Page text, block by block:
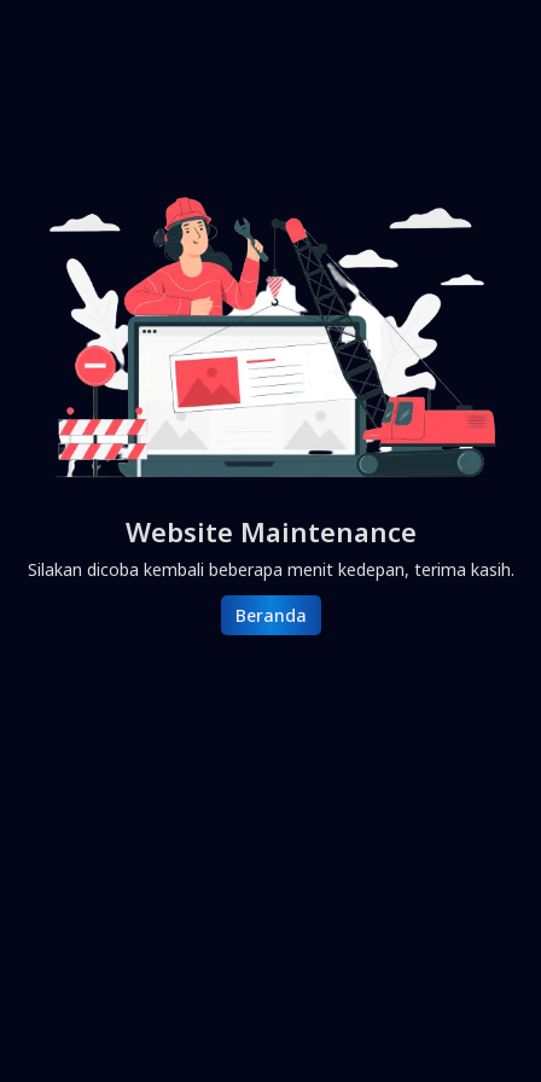
Website Maintenance
Silakan dicoba kembali beberapa menit kedepan, terima kasih.
Beranda